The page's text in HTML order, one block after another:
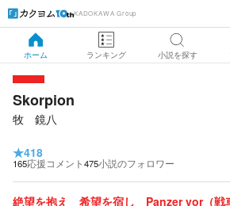
KADOKAWA Group
ホーム ランキング 小説を探す
Skorpion
牧 鏡八
★418
165応援コメント475小説のフォロワー
絶望を抱え 希望を宿し Panzer vor（戦